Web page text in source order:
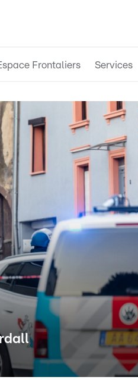
Frontaliers Services